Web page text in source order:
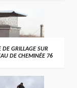
DE GRILLAGE SUR
DE CHEMINÉE 76